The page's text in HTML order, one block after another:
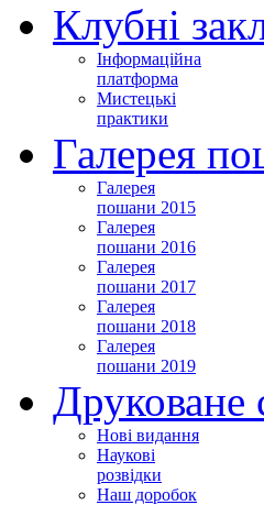
Клубні
Інформаційна
платформа
Мистецькі
практики
Галерея
Галерея
пошани 2015
Галерея
пошани 2016
Галерея
пошани 2017
Галерея
пошани 2018
Галерея
пошани 2019
Друковане
Нові видання
Наукові
розвідки
Наш доробок